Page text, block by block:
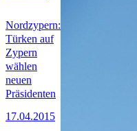
Nordzypern:
Türken auf
Zypern
wählen
neuen
Präsidenten
17.04.2015